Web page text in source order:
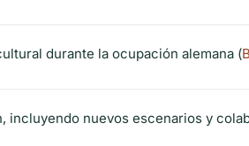
durante la ocupación alemana (
incluyendo nuevos escenarios y